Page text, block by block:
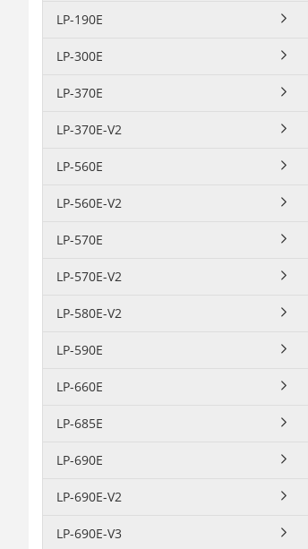
LP-190E
LP-300E
LP-370E
LP-370E-V2
LP-560E
LP-560E-V2
LP-570E
LP-570E-V2
LP-580E-V2
LP-590E
LP-660E
LP-685E
LP-690E
LP-690E-V2
LP-690E-V3